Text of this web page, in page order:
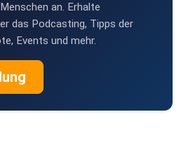
an. Erhalte
das Podcasting, Tipps der
Events und mehr.